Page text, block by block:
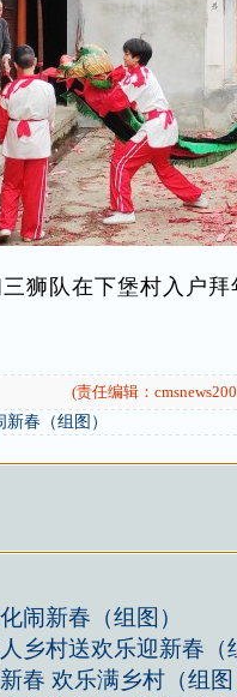
狮队在下堡村入户拜
(责任编辑：
春（组图）
闹新春（组图）
乡村送欢乐迎新春（
春 欢乐满乡村（组